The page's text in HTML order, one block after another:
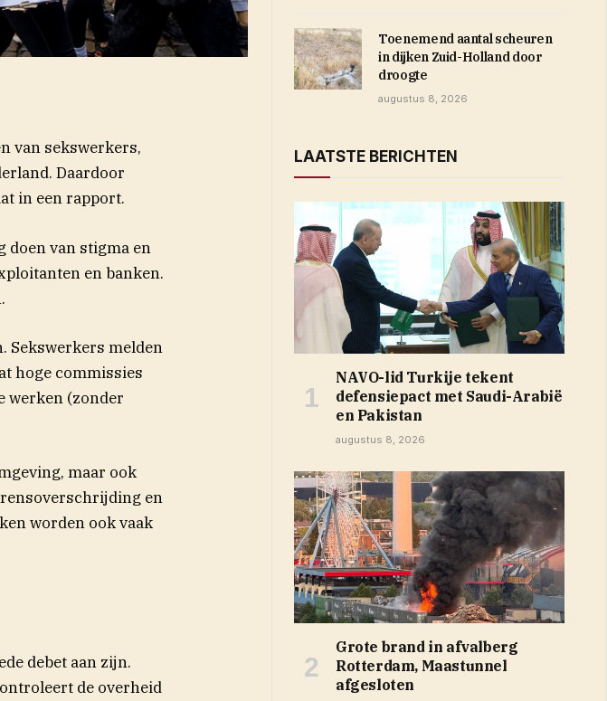
van sekswerkers,
Daardoor
in een rapport.
doen van stigma en
en banken.
Sekswerkers melden
hoge commissies
werken (zonder
maar ook
en
worden ook vaak
debet aan zijn.
de overheid
Toenemend aantal scheuren
in dijken Zuid-Holland door
droogte
augustus 8, 2026
LAATSTE BERICHTEN
NAVO-lid Turkije tekent
defensiepact met Saudi-Arabië
en Pakistan
augustus 8, 2026
Grote brand in afvalberg
Rotterdam, Maastunnel
afgesloten